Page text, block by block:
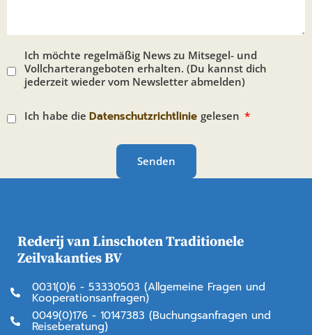
Ich möchte regelmäßig News zu Mitsegel- und
Vollcharterangeboten erhalten. (Du kannst dich
jederzeit wieder vom Newsletter abmelden)
Ich habe die Datenschutzrichtlinie gelesen
Senden
Rederij van Linschoten Traditionele
Zeilvakanties BV
0031(0)6 - 53330503 (Allgemeine Fragen und
Kooperationsanfragen)
0049(0)176 - 10147383 (Buchungsanfragen und
Reiseberatung)